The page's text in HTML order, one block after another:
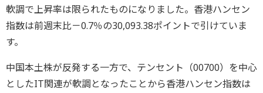
軟調で上昇率は限られたものになりました。香港ハンセン
指数は前週末比－0.7％の30,093.38ポイントで引けていま
す。
中国本土株が反発する一方で、テンセント（00700）を中心
としたIT関連が軟調となったことから香港ハンセン指数は